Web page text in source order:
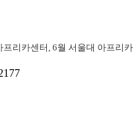
리카센터, 6월 서울대 아프리카